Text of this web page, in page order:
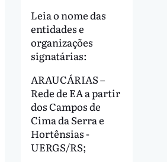
Leia o nome das
entidades e
organizações
signatárias:
ARAUCÁRIAS –
Rede de EA a partir
dos Campos de
Cima da Serra e
Hortênsias -
UERGS/RS;